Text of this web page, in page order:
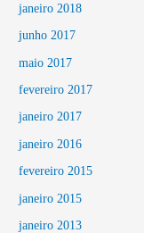
janeiro 2018
junho 2017
maio 2017
fevereiro 2017
janeiro 2017
janeiro 2016
fevereiro 2015
janeiro 2015
janeiro 2013